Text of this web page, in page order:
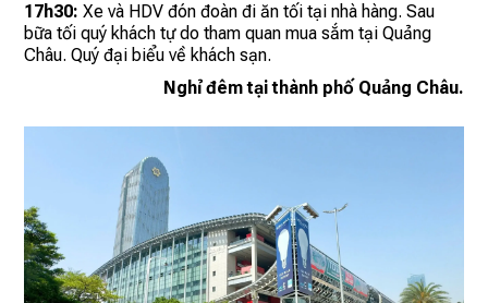
17h30: Xe và HDV đón đoàn đi ăn tối tại nhà hàng. Sau
bữa tối quý khách tự do tham quan mua sắm tại Quảng
Châu. Quý đại biểu về khách sạn.
Nghỉ đêm tại thành phố Quảng Châu.